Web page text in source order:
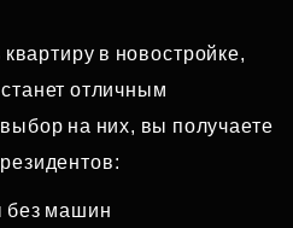
в новостройке,
отличным
на них, вы получаете
без машин